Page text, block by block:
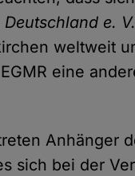
e. V.
weltweit
eine
Anhänger
sich bei der